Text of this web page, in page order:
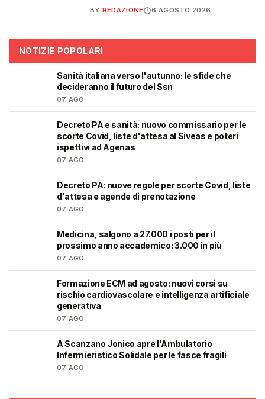
BY REDAZIONE 6 AGOSTO 2026
NOTIZIE POPOLARI
Sanità italiana verso l'autunno: le sfide che
decideranno il futuro del Ssn
07 AGO
Decreto PA e sanità: nuovo commissario per le
scorte Covid, liste d'attesa al Siveas e poteri
ispettivi ad Agenas
07 AGO
Decreto PA: nuove regole per scorte Covid, liste
d'attesa e agende di prenotazione
07 AGO
Medicina, salgono a 27.000 i posti per il
prossimo anno accademico: 3.000 in più
07 AGO
Formazione ECM ad agosto: nuovi corsi su
rischio cardiovascolare e intelligenza artificiale
generativa
07 AGO
A Scanzano Jonico apre l'Ambulatorio
Infermieristico Solidale per le fasce fragili
07 AGO